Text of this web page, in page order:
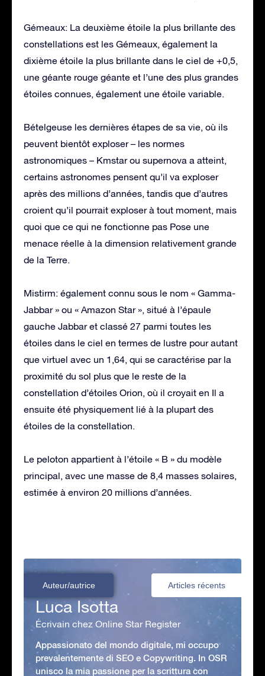
Gémeaux: La deuxième étoile la plus brillante des
constellations est les Gémeaux, également la
dixième étoile la plus brillante dans le ciel de +0,5,
une géante rouge géante et l’une des plus grandes
étoiles connues, également une étoile variable.
Bételgeuse les dernières étapes de sa vie, où ils
peuvent bientôt exploser – les normes
astronomiques – Kmstar ou supernova a atteint,
certains astronomes pensent qu’il va exploser
après des millions d’années, tandis que d’autres
croient qu’il pourrait exploser à tout moment, mais
quoi que ce qui ne fonctionne pas Pose une
menace réelle à la dimension relativement grande
de la Terre.
Mistirm: également connu sous le nom « Gamma-
Jabbar » ou « Amazon Star », situé à l’épaule
gauche Jabbar et classé 27 parmi toutes les
étoiles dans le ciel en termes de lustre pour autant
que virtuel avec un 1,64, qui se caractérise par la
proximité du sol plus que le reste de la
constellation d’étoiles Orion, où il croyait en Il a
ensuite été physiquement lié à la plupart des
étoiles de la constellation.
Le peloton appartient à l’étoile « B » du modèle
principal, avec une masse de 8,4 masses solaires,
estimée à environ 20 millions d’années.
Auteur/autrice Articles récents
Luca Isotta
Écrivain chez Online Star Register
Appassionato del mondo digitale, mi occupo
prevalentemente di SEO e Copywriting. In OSR
unisco la mia passione per la scrittura con